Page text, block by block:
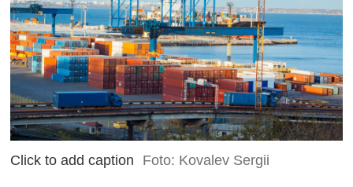
Click to add caption Foto: Kovalev Sergii